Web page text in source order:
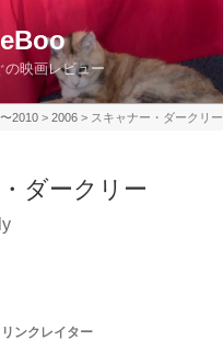
の映画レビュー
2010> 2006> スキャナー・ダークリー
ダークリー
ンクレイター